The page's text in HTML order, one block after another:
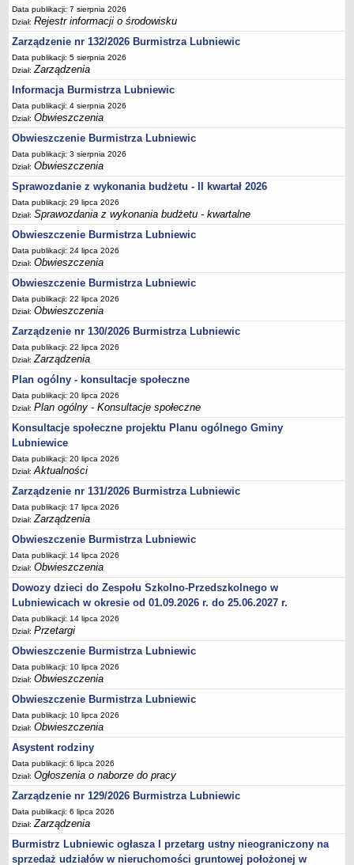
Transmisja z obrad sesji
Zadania i uprawnienia
Skład Rady Miejskiej
Plan pracy Rady Miejskiej
Terminy posiedzeń Rady
Głosowania
Protokoły z posiedzeń Rady Miejskiej
Składy Komisji
Terminy posiedzeń Komisji
Plan pracy Komisji Rewizyjnej
Plan pracy pozostałych Komisji
Oświadczenia majątkowe
Interpelacje radnych wraz z odpowiedziami
Zapytania radnych wraz z odpowiedziami
Apele
JEDNOSTKI ORGANIZACYJNE
Biblioteka - Centrum Kultury
Zespół Szkolno-Przedszkolny
Miejsko-Gminny Ośrodek Pomocy Społecznej
Zakład Gospodarki Komunalnej
Środowiskowy Dom Samopomocy
MAJĄTEK I FINANSE
Budżet Gminy
Majątek Gminy
Sprawozdania z wykonania budżetu - kwartalne
Sprawozdania z wykonania budżetu - półroczne, roczne
Umorzenia, odroczenia, raty
Fundacje i Stowarzyszenia dofinansowane z JST
Pomoc publiczna
Budżet obywatelski
Koszt wychowania przedszkolnego
Stawki czynszów najmu lokali mieszkalnych
PRZETARGI
Zamówienia publiczne
Sprzedaż nieruchomości
Zapytania ofertowe
Plan zamówień publicznych
PRAWO LOKALNE
Statut
Uchwały Rady Miejskiej
Zarządzenia Burmistrza
Data publikacji: 7 sierpnia 2026
Dział:Rejestr informacji o środowisku
Zarządzenie nr 132/2026 Burmistrza Lubniewic
Data publikacji: 5 sierpnia 2026
Dział:Zarządzenia
Informacja Burmistrza Lubniewic
Data publikacji: 4 sierpnia 2026
Dział:Obwieszczenia
Obwieszczenie Burmistrza Lubniewic
Data publikacji: 3 sierpnia 2026
Dział:Obwieszczenia
Sprawozdanie z wykonania budżetu - II kwartał 2026
Data publikacji: 29 lipca 2026
Dział:Sprawozdania z wykonania budżetu - kwartalne
Obwieszczenie Burmistrza Lubniewic
Data publikacji: 24 lipca 2026
Dział:Obwieszczenia
Obwieszczenie Burmistrza Lubniewic
Data publikacji: 22 lipca 2026
Dział:Obwieszczenia
Zarządzenie nr 130/2026 Burmistrza Lubniewic
Data publikacji: 22 lipca 2026
Dział:Zarządzenia
Plan ogólny - konsultacje społeczne
Data publikacji: 20 lipca 2026
Dział:Plan ogólny - Konsultacje społeczne
Konsultacje społeczne projektu Planu ogólnego Gminy
Lubniewice
Data publikacji: 20 lipca 2026
Dział:Aktualności
Zarządzenie nr 131/2026 Burmistrza Lubniewic
Data publikacji: 17 lipca 2026
Dział:Zarządzenia
Obwieszczenie Burmistrza Lubniewic
Data publikacji: 14 lipca 2026
Dział:Obwieszczenia
Dowozy dzieci do Zespołu Szkolno-Przedszkolnego w
Lubniewicach w okresie od 01.09.2026 r. do 25.06.2027 r.
Data publikacji: 14 lipca 2026
Dział:Przetargi
Obwieszczenie Burmistrza Lubniewic
Data publikacji: 10 lipca 2026
Dział:Obwieszczenia
Obwieszczenie Burmistrza Lubniewic
Data publikacji: 10 lipca 2026
Dział:Obwieszczenia
Asystent rodziny
Data publikacji: 6 lipca 2026
Dział:Ogłoszenia o naborze do pracy
Zarządzenie nr 129/2026 Burmistrza Lubniewic
Data publikacji: 6 lipca 2026
Dział:Zarządzenia
Burmistrz Lubniewic ogłasza I przetarg ustny nieograniczony na
sprzedaż udziałów w nieruchomości gruntowej położonej w